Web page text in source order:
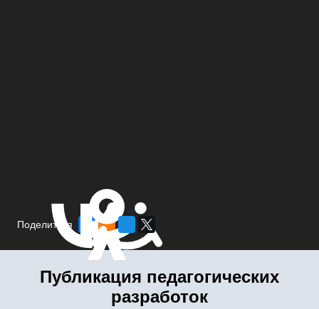
Поделиться
Публикация педагогических
разработок